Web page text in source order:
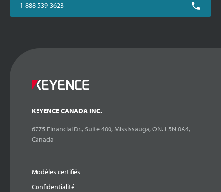
1-888-539-3623
KEYENCE CANADA INC.
6775 Financial Dr., Suite 400, Mississauga, ON. L5N 0A4,
Canada
Modèles certifiés
Confidentialité